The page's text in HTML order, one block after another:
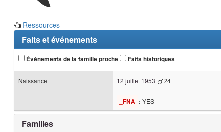
Ressources
Faits et événements
Événements de la famille proche Faits historiques
Naissance 12 juillet 1953 24
_FNA : YES
Familles